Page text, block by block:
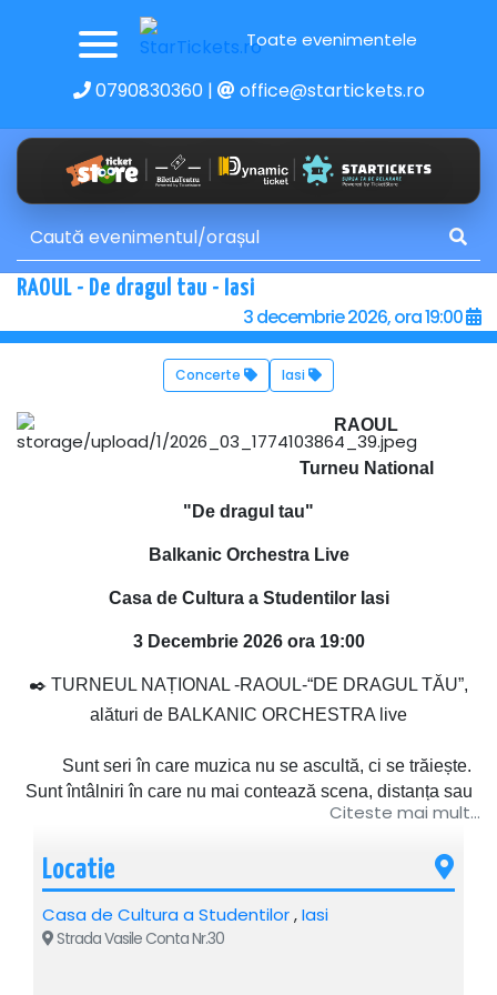
Toate evenimentele
0790830360| office@startickets.ro
RAOUL - De dragul tau - Iasi
3 decembrie 2026, ora 19:00
Concerte Iasi
RAOUL
Turneu National
"De dragul tau"
Balkanic Orchestra Live
Casa de Cultura a Studentilor Iasi
3 Decembrie 2026 ora 19:00
✒️ TURNEUL NAȚIONAL -RAOUL-“DE DRAGUL TĂU”,
alături de BALKANIC ORCHESTRA live
Sunt seri în care muzica nu se ascultă, ci se trăiește.
Sunt întâlniri în care nu mai contează scena, distanța sau
luminile, ci doar ceea ce se întâmplă între oameni. Acolo
nu este doar un nume, este felul în care Raoul a ales să se
apropie din nou de publicul său, simplu, sincer, fără mască,
fără grabă.
Citeste mai mult...
Locatie
Casa de Cultura a Studentilor,Iasi
Strada Vasile Conta Nr.30